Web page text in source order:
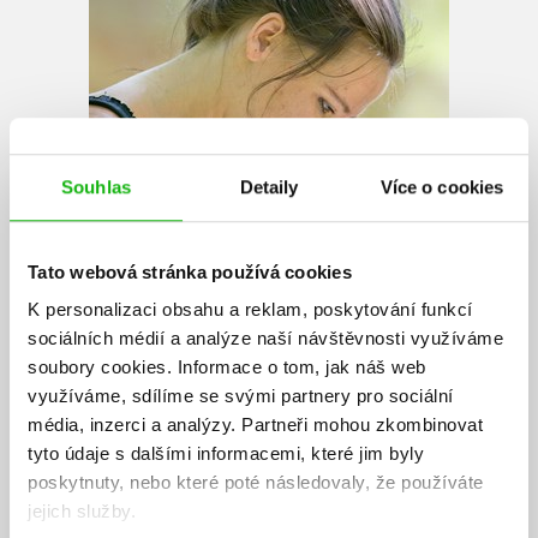
Souhlas Detaily Více o cookies
Tato webová stránka používá cookies
K personalizaci obsahu a reklam, poskytování funkcí
sociálních médií a analýze naší návštěvnosti využíváme
soubory cookies. Informace o tom, jak náš web
využíváme, sdílíme se svými partnery pro sociální
média, inzerci a analýzy. Partneři mohou zkombinovat
tyto údaje s dalšími informacemi, které jim byly
poskytnuty, nebo které poté následovaly, že používáte
jejich služby.
Hanka Veselá
Hanka Veselá vystudovala Střední průmyslovou školu grafickou v
Hellichově ulici v Praze. Vždycky ji bavilo malovat, kreslit a vyrábět
cokoliv z čehokoliv. Ráda dělá lidem radost a říká o sobě, že je
nepraktická – paličatá po mamince a idealistka po tatínkovi. V
současné době žije v Mírovicích u Prahy v domečku se svým mužem a